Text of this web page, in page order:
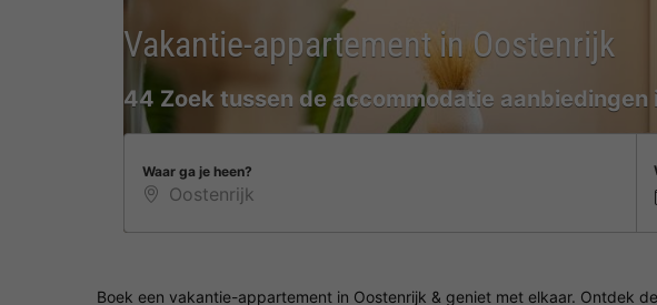
Vakantie-appartement in Oostenrijk
44 Zoek tussen de accommodatie
Waar ga je heen?
Boek een vakantie-appartement in Oostenrijk & geniet met elkaar. Ontdek